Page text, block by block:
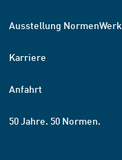
Ausstellung NormenWerk
Karriere
Anfahrt
50 Jahre. 50 Normen.